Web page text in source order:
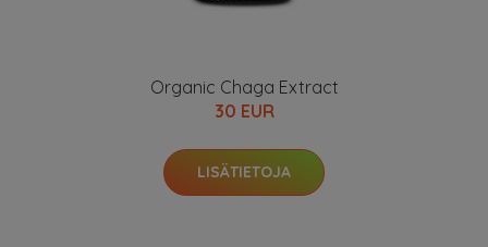
Organic Chaga Extract
30 EUR
LISÄTIETOJA